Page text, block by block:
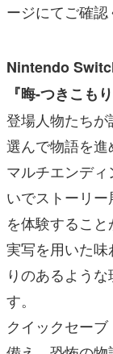
ージにてご確認
Nintendo
『晦-つきこも
登場人物たち
選んで物語を進
マルチエンデ
いでストーリ
を体験すること
実写を用いた
りのあるよう
す。
クイックセー